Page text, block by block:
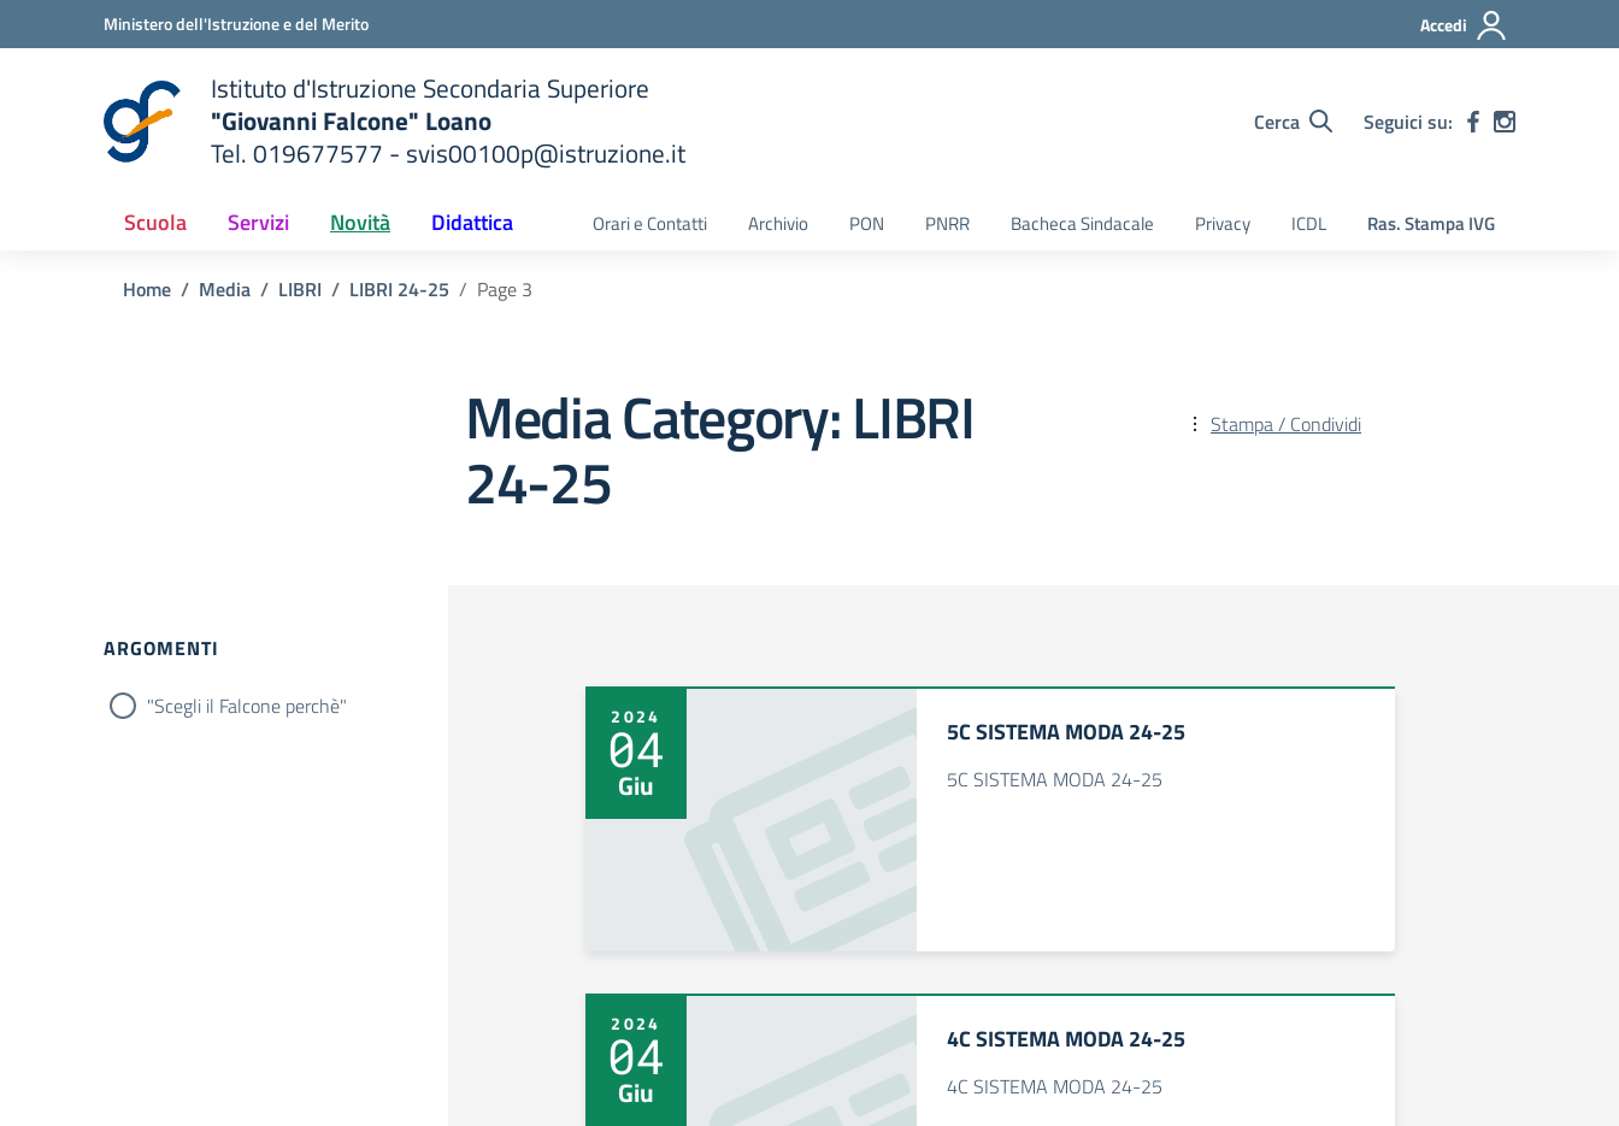
Vai ai contenuti
Vai al menu di navigazioneMinistero dell'Istruzione e del Merito Accedi
Istituto d'Istruzione Secondaria Superiore
"Giovanni Falcone" Loano
Tel. 019677577 - svis00100p@istruzione.it
Cerca Seguici su:
Scuola Servizi Novità Didattica Orari e Contatti Archivio PON PNRR Bacheca Sindacale Privacy ICDL Ras. Stampa IVG
Home Media LIBRI LIBRI 24-25 Page 3
Media Category:LIBRI
24-25
Stampa / Condividi
Filtri
ARGOMENTI
"Scegli il Falcone perchè"
2024
04
Giu
5C SISTEMA MODA 24-25
5C SISTEMA MODA 24-25
2024
04
Giu
4C SISTEMA MODA 24-25
4C SISTEMA MODA 24-25